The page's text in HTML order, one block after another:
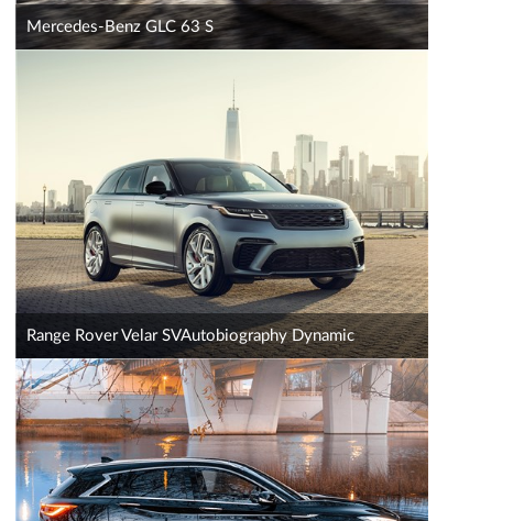
Mercedes-Benz GLC 63 S
Range Rover Velar SVAutobiography Dynamic